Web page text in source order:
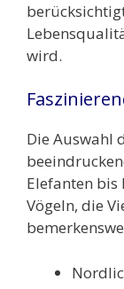
wird.
Die Auswahl
Elefanten bis
Vögeln, die